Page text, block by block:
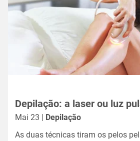
Depilação: a laser ou luz
Mai 23 | Depilação
As duas técnicas tiram os pelos